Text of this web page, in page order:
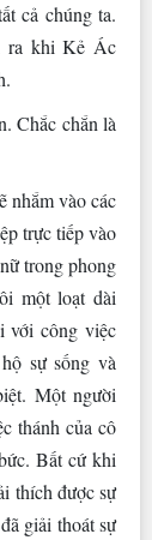
cả chúng ta.
ra khi Kẻ Ác
Chắc chắn là
nhắm vào các
trực tiếp vào
trong phong
một loạt dài
với công việc
sự sống và
Một người
thánh của cô
Bất cứ khi
thích được sự
giải thoát sự